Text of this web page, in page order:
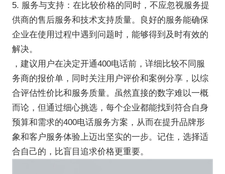
5. 服务与支持：在比较价格的同时，不应忽视服务提
供商的售后服务和技术支持质量。良好的服务能确保
企业在使用过程中遇到问题时，能够得到及时有效的
解决。
，建议用户在决定开通400电话前，详细比较不同服
务商的报价单，同时关注用户评价和案例分享，以综
合评估性价比和服务质量。虽然直接的数字难以一概
而论，但通过细心挑选，每个企业都能找到符合自身
预算和需求的400电话服务方案，从而在提升品牌形
象和客户服务体验上迈出坚实的一步。记住，选择适
合自己的，比盲目追求价格更重要。